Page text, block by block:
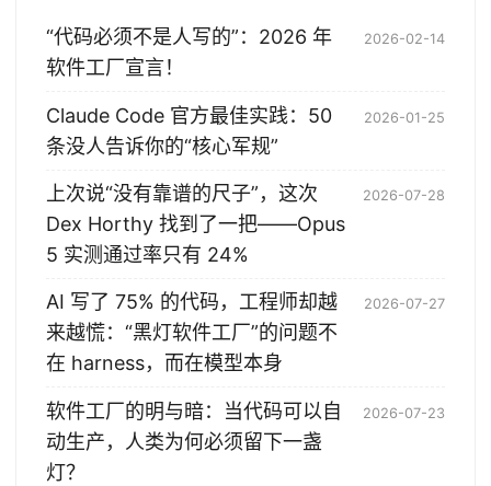
“代码必须不是人写的”：2026 年
软件工厂宣言！
2026-02-14
Claude Code 官方最佳实践：50
条没人告诉你的“核心军规”
2026-01-25
上次说“没有靠谱的尺子”，这次
Dex Horthy 找到了一把——Opus
5 实测通过率只有 24%
2026-07-28
AI 写了 75% 的代码，工程师却越
来越慌：“黑灯软件工厂”的问题不
在 harness，而在模型本身
2026-07-27
软件工厂的明与暗：当代码可以自
动生产，人类为何必须留下一盏
灯？
2026-07-23